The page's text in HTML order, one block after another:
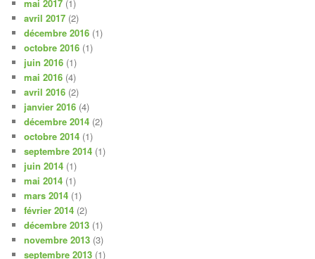
mai 2017 (1)
avril 2017 (2)
décembre 2016 (1)
octobre 2016 (1)
juin 2016 (1)
mai 2016 (4)
avril 2016 (2)
janvier 2016 (4)
décembre 2014 (2)
octobre 2014 (1)
septembre 2014 (1)
juin 2014 (1)
mai 2014 (1)
mars 2014 (1)
février 2014 (2)
décembre 2013 (1)
novembre 2013 (3)
septembre 2013 (1)